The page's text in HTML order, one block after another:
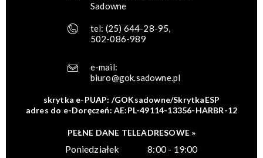
Sadowne
tel: (25) 644-28-95,
502-086-989
e-mail:
biuro@gok.sadowne.pl
skrytka e-PUAP: /GOKsadowne/SkrytkaESP
adres do e-Doręczeń: AE:PL-49114-13356-HARBR-12
PEŁNE DANE TELEADRESOWE »
Poniedziałek
8:00 - 19:00